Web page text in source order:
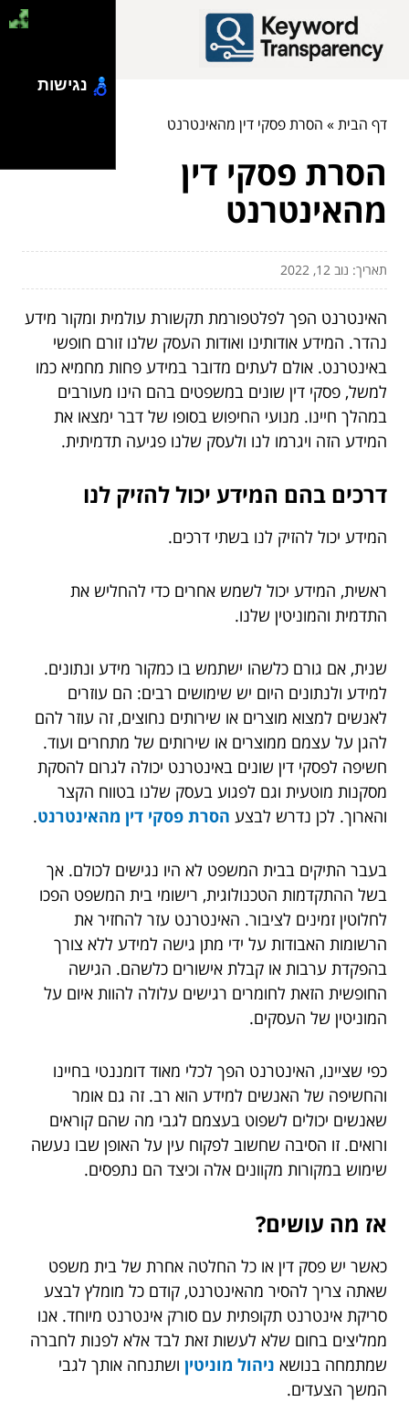
דף הבית» הסרת פסקי דין מהאינטרנט
הסרת פסקי דין
מהאינטרנט
תאריך: נוב 12, 2022
האינטרנט הפך לפלטפורמת תקשורת עולמית ומקור מידע
נהדר. המידע אודותינו ואודות העסק שלנו זורם חופשי
באינטרנט. אולם לעתים מדובר במידע פחות מחמיא כמו
למשל, פסקי דין שונים במשפטים בהם הינו מעורבים
במהלך חיינו. מנועי החיפוש בסופו של דבר ימצאו את
המידע הזה ויגרמו לנו ולעסק שלנו פגיעה תדמיתית.
דרכים בהם המידע יכול להזיק לנו
המידע יכול להזיק לנו בשתי דרכים.
ראשית, המידע יכול לשמש אחרים כדי להחליש את
התדמית והמוניטין שלנו.
שנית, אם גורם כלשהו ישתמש בו כמקור מידע ונתונים.
למידע ולנתונים היום יש שימושים רבים: הם עוזרים
לאנשים למצוא מוצרים או שירותים נחוצים, זה עוזר להם
להגן על עצמם ממוצרים או שירותים של מתחרים ועוד.
חשיפה לפסקי דין שונים באינטרנט יכולה לגרום להסקת
מסקנות מוטעית וגם לפגוע בעסק שלנו בטווח הקצר
והארוך. לכן נדרש לבצע הסרת פסקי דין מהאינטרנט.
בעבר התיקים בבית המשפט לא היו נגישים לכולם. אך
בשל ההתקדמות הטכנולוגית, רישומי בית המשפט הפכו
לחלוטין זמינים לציבור. האינטרנט עזר להחזיר את
הרשומות האבודות על ידי מתן גישה למידע ללא צורך
בהפקדת ערבות או קבלת אישורים כלשהם. הגישה
החופשית הזאת לחומרים רגישים עלולה להוות איום על
המוניטין של העסקים.
כפי שציינו, האינטרנט הפך לכלי מאוד דומננטי בחיינו
והחשיפה של האנשים למידע הוא רב. זה גם אומר
שאנשים יכולים לשפוט בעצמם לגבי מה שהם קוראים
ורואים. זו הסיבה שחשוב לפקוח עין על האופן שבו נעשה
שימוש במקורות מקוונים אלה וכיצד הם נתפסים.
אז מה עושים?
כאשר יש פסק דין או כל החלטה אחרת של בית משפט
שאתה צריך להסיר מהאינטרנט, קודם כל מומלץ לבצע
סריקת אינטרנט תקופתית עם סורק אינטרנט מיוחד. אנו
ממליצים בחום שלא לעשות זאת לבד אלא לפנות לחברה
שמתמחה בנושא ניהול מוניטין ושתנחה אותך לגבי
המשך הצעדים.
נגישות